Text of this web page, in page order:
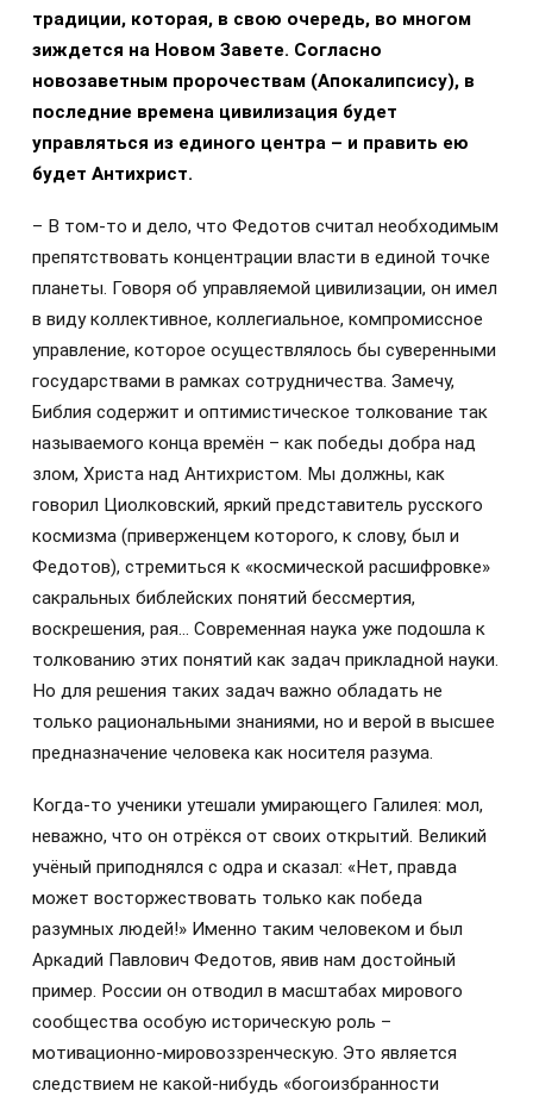
традиции, которая, в свою очередь, во многом
зиждется на Новом Завете. Согласно
новозаветным пророчествам (Апокалипсису), в
последние времена цивилизация будет
управляться из единого центра – и править ею
будет Антихрист.
– В том-то и дело, что Федотов считал необходимым
препятствовать концентрации власти в единой точке
планеты. Говоря об управляемой цивилизации, он имел
в виду коллективное, коллегиальное, компромиссное
управление, которое осуществлялось бы суверенными
государствами в рамках сотрудничества. Замечу,
Библия содержит и оптимистическое толкование так
называемого конца времён – как победы добра над
злом, Христа над Антихристом. Мы должны, как
говорил Циолковский, яркий представитель русского
космизма (приверженцем которого, к слову, был и
Федотов), стремиться к «космической расшифровке»
сакральных библейских понятий бессмертия,
воскрешения, рая… Современная наука уже подошла к
толкованию этих понятий как задач прикладной науки.
Но для решения таких задач важно обладать не
только рациональными знаниями, но и верой в высшее
предназначение человека как носителя разума.
Когда-то ученики утешали умирающего Галилея: мол,
неважно, что он отрёкся от своих открытий. Великий
учёный приподнялся с одра и сказал: «Нет, правда
может восторжествовать только как победа
разумных людей!» Именно таким человеком и был
Аркадий Павлович Федотов, явив нам достойный
пример. России он отводил в масштабах мирового
сообщества особую историческую роль –
мотивационно-мировоззренческую. Это является
следствием не какой-нибудь «богоизбранности